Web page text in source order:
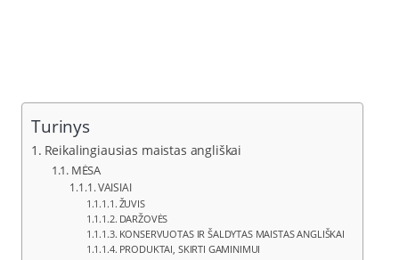
Turinys
Reikalingiausias maistas angliškai
MĖSA
VAISIAI
ŽUVIS
DARŽOVĖS
KONSERVUOTAS IR ŠALDYTAS MAISTAS ANGLIŠKAI
PRODUKTAI, SKIRTI GAMINIMUI